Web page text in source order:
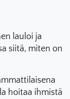
lauloi ja
siitä, miten on
hoitaa ihmistä